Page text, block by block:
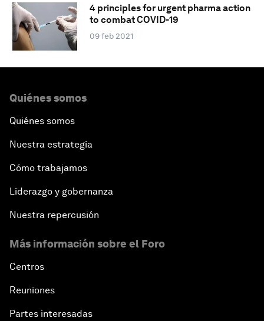
4 principles for urgent pharma action
to combat COVID-19
09 feb 2021
Quiénes somos
Quiénes somos
Nuestra estrategia
Cómo trabajamos
Liderazgo y gobernanza
Nuestra repercusión
Más información sobre el Foro
Centros
Reuniones
Partes interesadas